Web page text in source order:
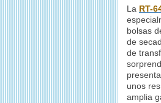
La RT-
bolsas
de
de
unos
amplia